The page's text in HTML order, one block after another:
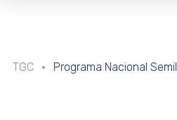
TGC Programa Nacional